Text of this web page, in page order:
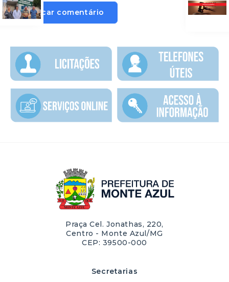
Praça Cel. Jonathas, 220,
Centro - Monte Azul/MG
CEP: 39500-000
Secretarias